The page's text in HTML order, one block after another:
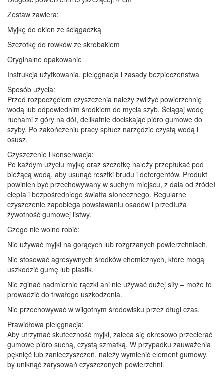
Zestaw zawiera:
Myjkę do okien ze ściągaczką
Szczotkę do rowków ze skrobakiem
Oryginalne opakowanie
Instrukcja użytkowania, pielęgnacja i zasady bezpieczeństwa
Sposób użycia:
Przed rozpoczęciem czyszczenia należy zwilżyć powierzchnię
wodą lub odpowiednim środkiem do mycia szyb. Ściągaj wodę
ruchami z góry na dół, delikatnie dociskając pióro gumowe do
szyby. Po zakończeniu pracy spłucz narzędzie czystą wodą i
osusz.
Czyszczenie i konserwacja:
Po każdym użyciu myjkę oraz szczotkę należy przepłukać pod
bieżącą wodą, aby usunąć resztki brudu i detergentów. Produkt
powinien być przechowywany w suchym miejscu, z dala od źródeł
ciepła i bezpośredniego światła słonecznego. Regularne
czyszczenie zapobiega powstawaniu osadów i przedłuża
żywotność gumowej listwy.
Czego nie wolno robić:
Nie używać myjki na gorących lub rozgrzanych powierzchniach.
Nie stosować agresywnych środków chemicznych, które mogą
uszkodzić gumę lub plastik.
Nie zginać nadmiernie rączki ani nie używać dużej siły – może to
prowadzić do trwałego uszkodzenia.
Nie przechowywać w wilgotnym środowisku przez długi czas.
Prawidłowa pielęgnacja:
Aby utrzymać skuteczność myjki, zaleca się okresowo przecierać
gumowe pióro suchą, czystą szmatką. W przypadku zauważenia
pęknięć lub zanieczyszczeń, należy wymienić element gumowy,
by uniknąć zarysowań czyszczonych powierzchni.